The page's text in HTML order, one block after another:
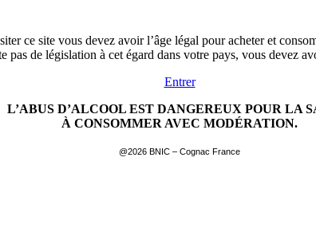
ce site vous devez avoir l’âge légal pour acheter et
pas de législation à cet égard dans votre pays, vous devez
Entrer
L’ABUS D’ALCOOL EST DANGEREUX POUR LA
À CONSOMMER AVEC MODÉRATION.
@2026 BNIC – Cognac France